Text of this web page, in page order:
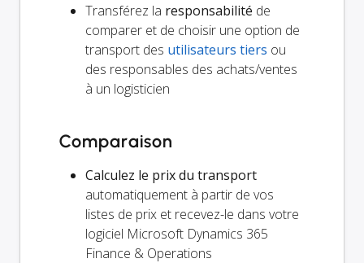
Transférez la responsabilité de
comparer et de choisir une option de
transport des utilisateurs tiers ou
des responsables des achats/ventes
à un logisticien
Comparaison
Calculez le prix du transport
automatiquement à partir de vos
listes de prix et recevez-le dans votre
logiciel Microsoft Dynamics 365
Finance & Operations